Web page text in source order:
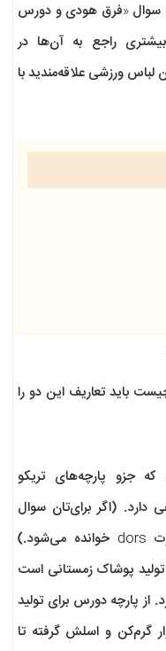
سوال «فرق هودی و دورس
راجع به آن‌ها در
لباس ورزشی علاقه‌مندید با
باید تعاریف این دو را
جزو پارچه‌های تریکو
دارد. (اگر برای‌تان سوال
است که تلفظ دورس چیست؟ به‌صورت dors خوانده می‌شود.)
پوشاک زمستانی است
از پارچه دورس برای تولید
گرم‌کن و اسلش گرفته تا